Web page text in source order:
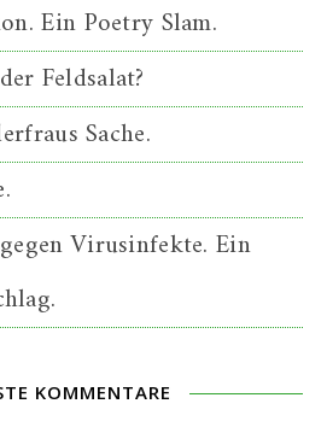
Ein Poetry Slam.
Feldsalat?
Sache.
Virusinfekte. Ein
KOMMENTARE